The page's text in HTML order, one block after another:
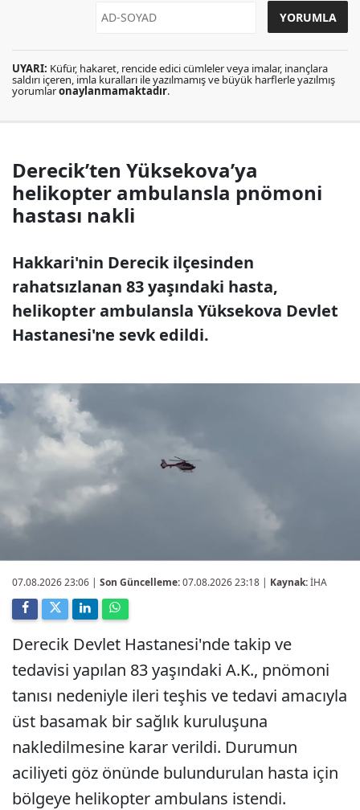
UYARI: Küfür, hakaret, rencide edici cümleler veya imalar, inançlara
saldırı içeren, imla kuralları ile yazılmamış ve büyük harflerle yazılmış
yorumlaronaylanmamaktadır.
Derecik’ten Yüksekova’ya
helikopter ambulansla pnömoni
hastası nakli
Hakkari'nin Derecik ilçesinden
rahatsızlanan 83 yaşındaki hasta,
helikopter ambulansla Yüksekova Devlet
Hastanesi'ne sevk edildi.
07.08.2026 23:06 | Son Güncelleme:07.08.2026 23:18 | Kaynak:İHA
Derecik Devlet Hastanesi'nde takip ve
tedavisi yapılan 83 yaşındaki A.K., pnömoni
tanısı nedeniyle ileri teşhis ve tedavi amacıyla
üst basamak bir sağlık kuruluşuna
nakledilmesine karar verildi. Durumun
aciliyeti göz önünde bulundurulan hasta için
bölgeye helikopter ambulans istendi.